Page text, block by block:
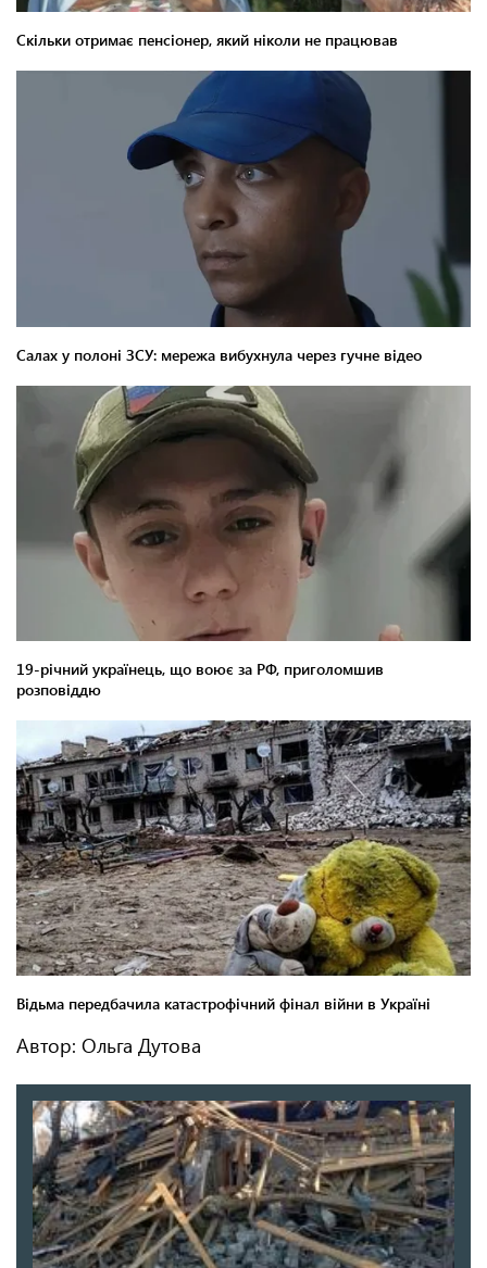
Автор: Ольга Дутова